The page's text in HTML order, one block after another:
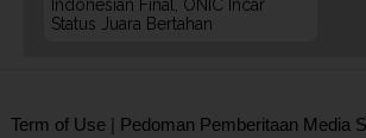
Indonesian Final, ONIC Incar
Status Juara Bertahan
Term of Use | Pedoman Pemberitaan Media